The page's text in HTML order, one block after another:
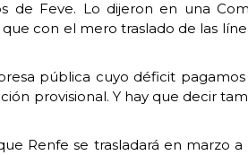
de Feve. Lo dijeron en una
con el mero traslado de las
pública cuyo déficit
provisional. Y hay que decir
Renfe se trasladará en marzo